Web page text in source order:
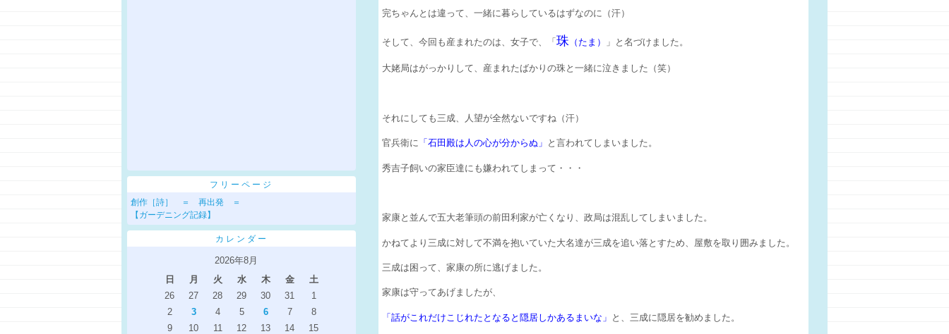
フリーページ
創作［詩］ ＝ 再出発 ＝
【ガーデニング記録】
カレンダー
2026年8月
日
月 火 水 木 金
土
26
27 28 29 30 31
1
2
3 4 5 6 7
8
9
10 11 12 13 14
15
完ちゃんとは違って、一緒に暮らしているはずなのに（汗）
そして、今回も産まれたのは、女子で、「珠 （たま） 」と名づけました。
大姥局はがっかりして、産まれたばかりの珠と一緒に泣きました（笑）
それにしても三成、人望が全然ないですね（汗）
官兵衛に 「石田殿は人の心が分からぬ」 と言われてしまいました。
秀吉子飼いの家臣達にも嫌われてしまって・・・
家康と並んで五大老筆頭の前田利家が亡くなり、政局は混乱してしまいました。
かねてより三成に対して不満を抱いていた大名達が三成を追い落とすため、屋敷を取り囲みました。
三成は困って、家康の所に逃げました。
家康は守ってあげましたが、
「話がこれだけこじれたとなると隠居しかあるまいな」 と、三成に隠居を勧めました。